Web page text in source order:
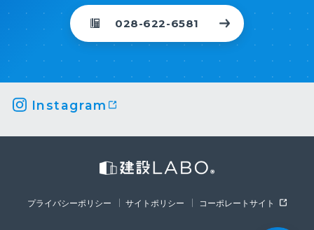
028-622-6581
Instagram
プライバシーポリシー サイトポリシー コーポレートサイト